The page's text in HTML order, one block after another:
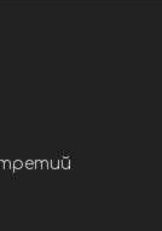
третий